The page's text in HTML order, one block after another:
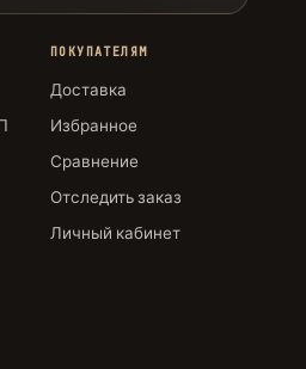
ПОКУПАТЕЛЯМ
Доставка
Избранное
Сравнение
Отследить заказ
Личный кабинет